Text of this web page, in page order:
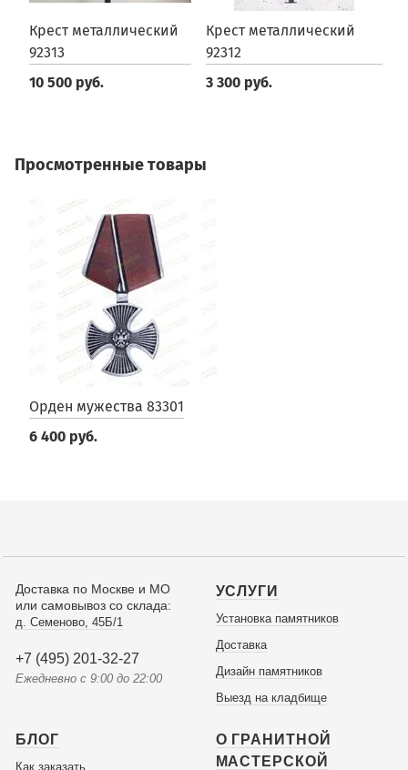
Крест металлический
92313
10 500 руб.
Крест металлический
92312
3 300 руб.
Просмотренные товары
Орден мужества 83301
6 400 руб.
Доставка по Москве и МО
или самовывоз со склада:
д. Семеново, 45Б/1
+7 (495) 201-32-27
Ежедневно с 9:00 до 22:00
УСЛУГИ
Установка памятников
Доставка
Дизайн памятников
Выезд на кладбище
БЛОГ
Как заказать
О ГРАНИТНОЙ
МАСТЕРСКОЙ